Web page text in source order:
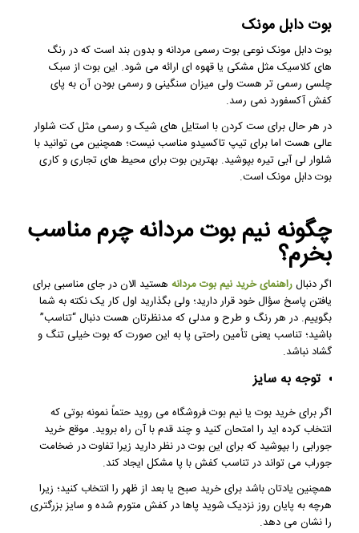
بوت دابل مونک
بوت دابل مونک نوعی بوت رسمی مردانه و بدون بند است که در رنگ
های کلاسیک مثل مشکی یا قهوه ای ارائه می شود. این بوت از سبک
چلسی رسمی تر هست ولی میزان سنگینی و رسمی بودن آن به پای
کفش آکسفورد نمی رسد.
در هر حال برای ست کردن با استایل های شیک و رسمی مثل کت شلوار
عالی هست اما برای تیپ تاکسیدو مناسب نیست؛ همچنین می توانید با
شلوار لی آبی تیره بپوشید. بهترین بوت برای محیط های تجاری و کاری
بوت دابل مونک است.
چگونه نیم بوت مردانه چرم مناسب
بخرم؟
اگر دنبالراهنمای خرید نیم بوت مردانههستید الان در جای مناسبی برای
یافتن پاسخ سؤال خود قرار دارید؛ ولی بگذارید اول کار یک نکته به شما
بگوییم. در هر رنگ و طرح و مدلی که مدنظرتان هست دنبال “تناسب”
باشید؛ تناسب یعنی تأمین راحتی پا به این صورت که بوت خیلی تنگ و
گشاد نباشد.
توجه به سایز
اگر برای خرید بوت یا نیم بوت فروشگاه می روید حتماً نمونه بوتی که
انتخاب کرده اید را امتحان کنید و چند قدم با آن راه بروید. موقع خرید
جورابی را بپوشید که برای این بوت در نظر دارید زیرا تفاوت در ضخامت
جوراب می تواند در تناسب کفش با پا مشکل ایجاد کند.
همچنین یادتان باشد برای خرید صبح یا بعد از ظهر را انتخاب کنید؛ زیرا
هرچه به پایان روز نزدیک شوید پاها در کفش متورم شده و سایز بزرگتری
را نشان می دهد.